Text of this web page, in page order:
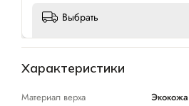
Выбрать
Характеристики
Материал верха
Экокожа